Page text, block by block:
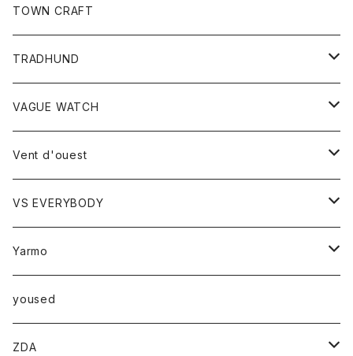
トップス
レディース
カットソー
TOWN CRAFT
TRADHUND
セーター
ベスト
VAGUE WATCH
時計
Vent d'ouest
ボトム
スカート
トップス
ベスト
VS EVERYBODY
トップス
Ｔシャツ
Yarmo
アウター
コート
小物
yoused
ZDA